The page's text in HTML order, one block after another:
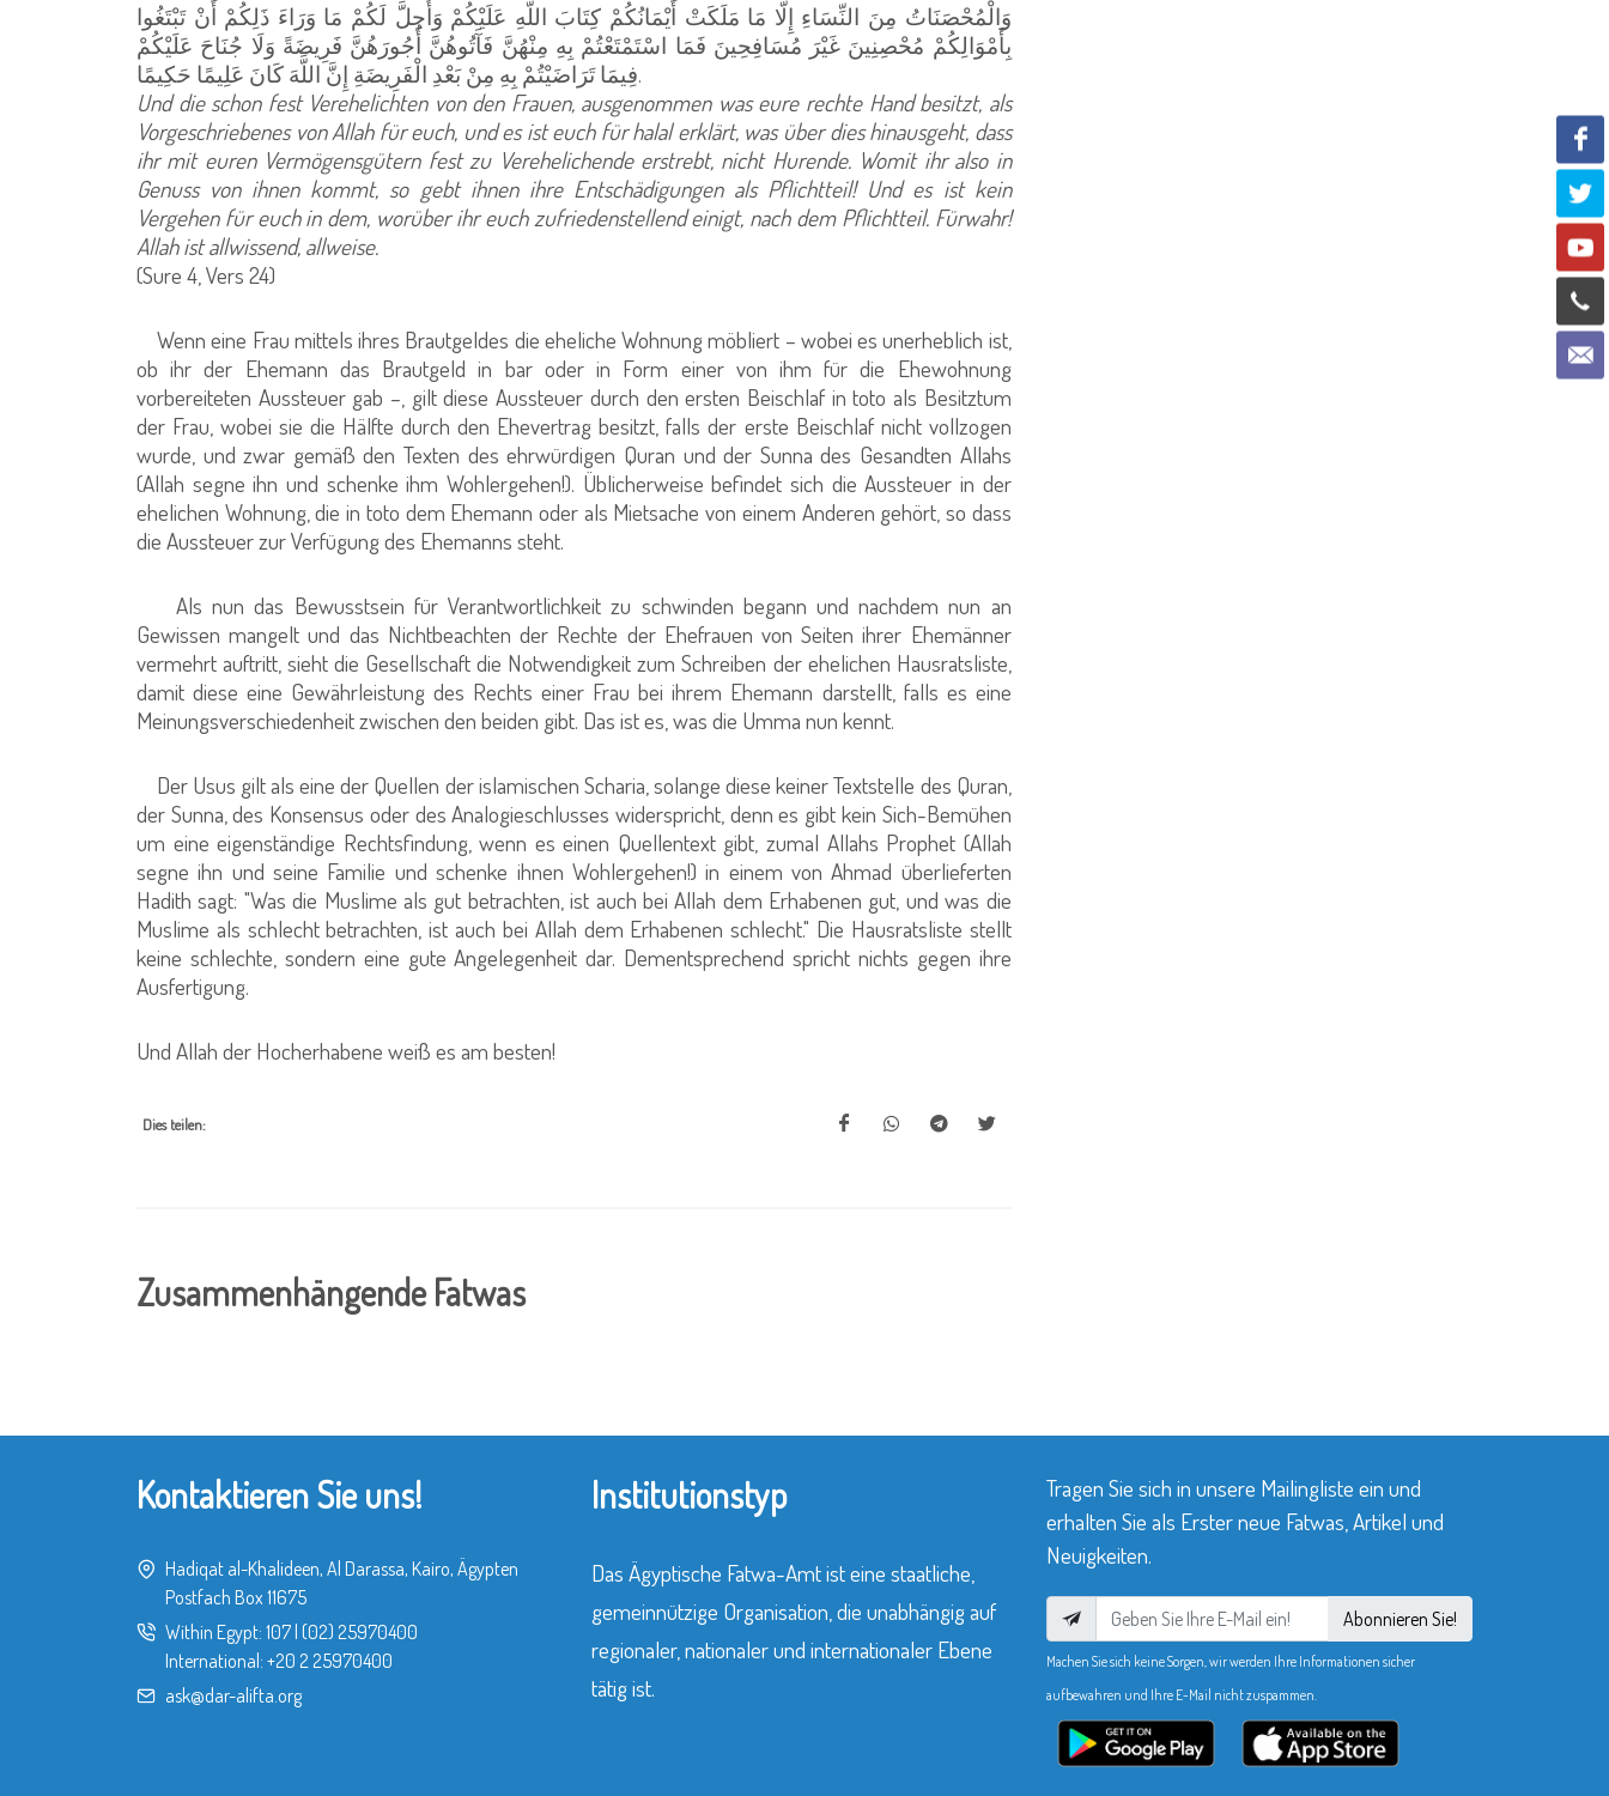
وَالْمُحْصَنَاتُ مِنَ النِّسَاءِ إِلَّا مَا مَلَكَتْ أَيْمَانُكُمْ كِتَابَ اللَّهِ عَلَيْكُمْ وَأُحِلَّ لَكُمْ مَا وَرَاءَ ذَلِكُمْ أَنْ تَبْتَغُوا
بِأَمْوَالِكُمْ مُحْصِنِينَ غَيْرَ مُسَافِحِينَ فَمَا اسْتَمْتَعْتُمْ بِهِ مِنْهُنَّ فَآَتُوهُنَّ أُجُورَهُنَّ فَرِيضَةً وَلَا جُنَاحَ عَلَيْكُمْ
فِيمَا تَرَاضَيْتُمْ بِهِ مِنْ بَعْدِ الْفَرِيضَةِ إِنَّ اللَّهَ كَانَ عَلِيمًا حَكِيمًا.
Und die schon fest Verehelichten von den Frauen, ausgenommen was eure rechte Hand besitzt, als
Vorgeschriebenes von Allah für euch, und es ist euch für halal erklärt, was über dies hinausgeht, dass
ihr mit euren Vermögensgütern fest zu Verehelichende erstrebt, nicht Hurende. Womit ihr also in
Genuss von ihnen kommt, so gebt ihnen ihre Entschädigungen als Pflichtteil! Und es ist kein
Vergehen für euch in dem, worüber ihr euch zufriedenstellend einigt, nach dem Pflichtteil. Fürwahr!
Allah ist allwissend, allweise.
(Sure 4, Vers 24)
Wenn eine Frau mittels ihres Brautgeldes die eheliche Wohnung möbliert – wobei es unerheblich ist,
ob ihr der Ehemann das Brautgeld in bar oder in Form einer von ihm für die Ehewohnung
vorbereiteten Aussteuer gab –, gilt diese Aussteuer durch den ersten Beischlaf in toto als Besitztum
der Frau, wobei sie die Hälfte durch den Ehevertrag besitzt, falls der erste Beischlaf nicht vollzogen
wurde, und zwar gemäß den Texten des ehrwürdigen Quran und der Sunna des Gesandten Allahs
(Allah segne ihn und schenke ihm Wohlergehen!). Üblicherweise befindet sich die Aussteuer in der
ehelichen Wohnung, die in toto dem Ehemann oder als Mietsache von einem Anderen gehört, so dass
die Aussteuer zur Verfügung des Ehemanns steht.
Als nun das Bewusstsein für Verantwortlichkeit zu schwinden begann und nachdem nun an
Gewissen mangelt und das Nichtbeachten der Rechte der Ehefrauen von Seiten ihrer Ehemänner
vermehrt auftritt, sieht die Gesellschaft die Notwendigkeit zum Schreiben der ehelichen Hausratsliste,
damit diese eine Gewährleistung des Rechts einer Frau bei ihrem Ehemann darstellt, falls es eine
Meinungsverschiedenheit zwischen den beiden gibt. Das ist es, was die Umma nun kennt.
Der Usus gilt als eine der Quellen der islamischen Scharia, solange diese keiner Textstelle des Quran,
der Sunna, des Konsensus oder des Analogieschlusses widerspricht, denn es gibt kein Sich-Bemühen
um eine eigenständige Rechtsfindung, wenn es einen Quellentext gibt, zumal Allahs Prophet (Allah
segne ihn und seine Familie und schenke ihnen Wohlergehen!) in einem von Ahmad überlieferten
Hadith sagt: "Was die Muslime als gut betrachten, ist auch bei Allah dem Erhabenen gut, und was die
Muslime als schlecht betrachten, ist auch bei Allah dem Erhabenen schlecht." Die Hausratsliste stellt
keine schlechte, sondern eine gute Angelegenheit dar. Dementsprechend spricht nichts gegen ihre
Ausfertigung.
Und Allah der Hocherhabene weiß es am besten!
Dies teilen:
Zusammenhängende Fatwas
Kontaktieren Sie uns!
Hadiqat al-Khalideen, Al Darassa, Kairo, Ägypten
Postfach Box 11675
Within Egypt: 107 (02) 25970400
International: +20 2 25970400
ask@dar-alifta.org
Institutionstyp
Das Ägyptische Fatwa-Amt ist eine staatliche,
gemeinnützige Organisation, die unabhängig auf
regionaler, nationaler und internationaler Ebene
tätig ist.
Tragen Sie sich in unsere Mailingliste ein und
erhalten Sie als Erster neue Fatwas, Artikel und
Neuigkeiten.
Abonnieren Sie!
Machen Sie sich keine Sorgen, wir werden Ihre Informationen sicher
aufbewahren und Ihre E-Mail nicht zuspammen.